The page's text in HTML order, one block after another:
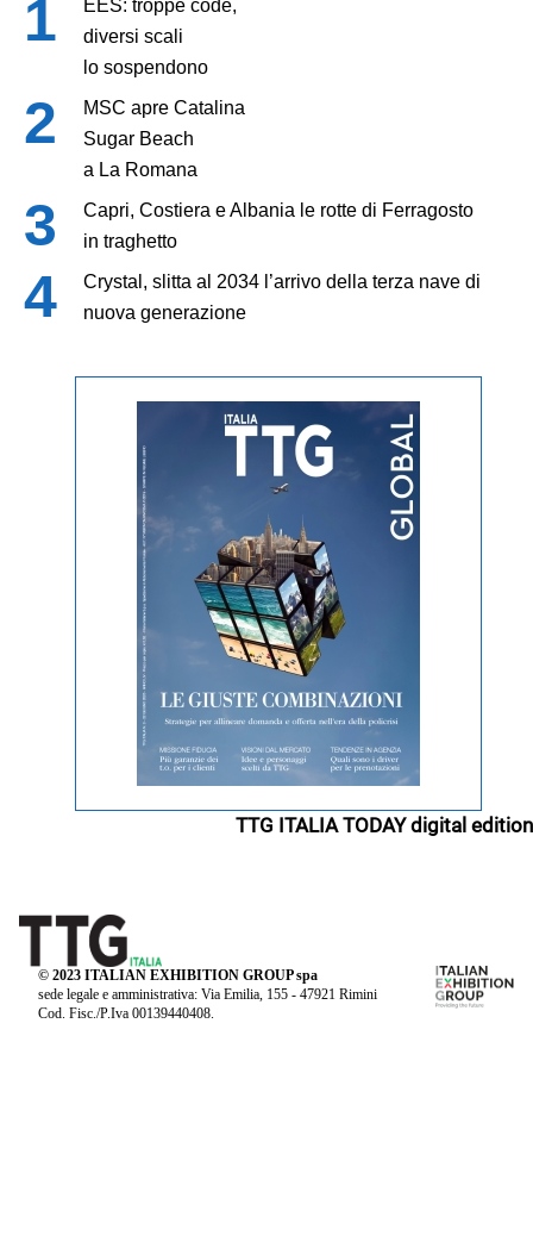
EES: troppe code,
diversi scali
lo sospendono
MSC apre Catalina
Sugar Beach
a La Romana
Capri, Costiera e Albania le rotte di Ferragosto
in traghetto
Crystal, slitta al 2034 l’arrivo della terza nave di
nuova generazione
TTG ITALIA TODAY digital edition
© 2023 ITALIAN EXHIBITION GROUP spa
sede legale e amministrativa: Via Emilia, 155 - 47921 Rimini
Cod. Fisc./P.Iva 00139440408.